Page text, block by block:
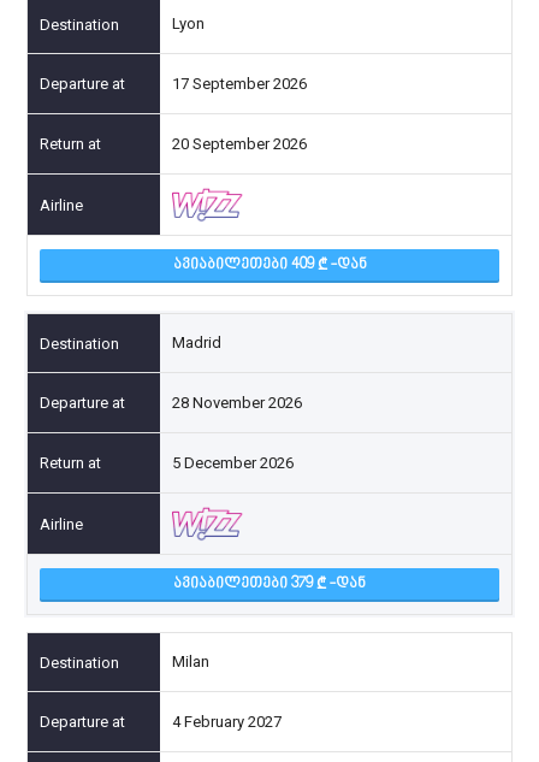
Lyon
17 September 2026
20 September 2026
ᲐᲕᲘᲐᲑᲘᲚᲔᲗᲔᲑᲘ 409 -ᲓᲐᲜ
Madrid
28 November 2026
5 December 2026
ᲐᲕᲘᲐᲑᲘᲚᲔᲗᲔᲑᲘ 379 -ᲓᲐᲜ
Milan
4 February 2027